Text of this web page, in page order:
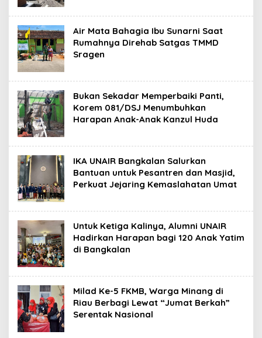
Air Mata Bahagia Ibu Sunarni Saat
Rumahnya Direhab Satgas TMMD
Sragen
Bukan Sekadar Memperbaiki Panti,
Korem 081/DSJ Menumbuhkan
Harapan Anak-Anak Kanzul Huda
IKA UNAIR Bangkalan Salurkan
Bantuan untuk Pesantren dan Masjid,
Perkuat Jejaring Kemaslahatan Umat
Untuk Ketiga Kalinya, Alumni UNAIR
Hadirkan Harapan bagi 120 Anak Yatim
di Bangkalan
Milad Ke-5 FKMB, Warga Minang di
Riau Berbagi Lewat “Jumat Berkah”
Serentak Nasional